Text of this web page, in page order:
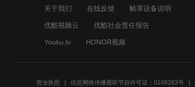
关于我们 在线反馈 帧享设备说明
优酷视频云 优酷社会责任报告
Youku.tv HONOR视频
营业执照 信息网络传播视听节目许可证：0108283号